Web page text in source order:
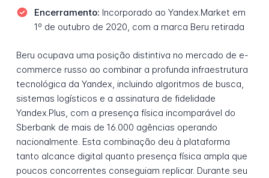
Encerramento: Incorporado ao Yandex.Market em
1º de outubro de 2020, com a marca Beru retirada
Beru ocupava uma posição distintiva no mercado de e-
commerce russo ao combinar a profunda infraestrutura
tecnológica da Yandex, incluindo algoritmos de busca,
sistemas logísticos e a assinatura de fidelidade
Yandex.Plus, com a presença física incomparável do
Sberbank de mais de 16.000 agências operando
nacionalmente. Esta combinação deu à plataforma
tanto alcance digital quanto presença física ampla que
poucos concorrentes conseguiam replicar. Durante seu